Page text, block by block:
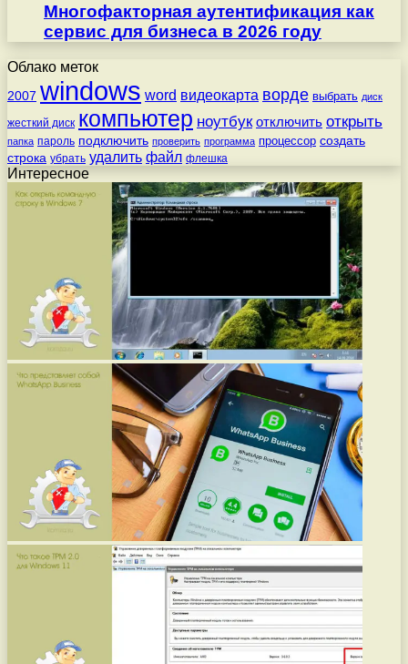
Многофакторная аутентификация как
сервис для бизнеса в 2026 году
Облако меток
2007 windows word видеокарта ворде выбрать диск
жесткий диск компьютер ноутбук отключить открыть
папка пароль подключить проверить программа процессор создать
строка убрать удалить файл флешка
Интересное